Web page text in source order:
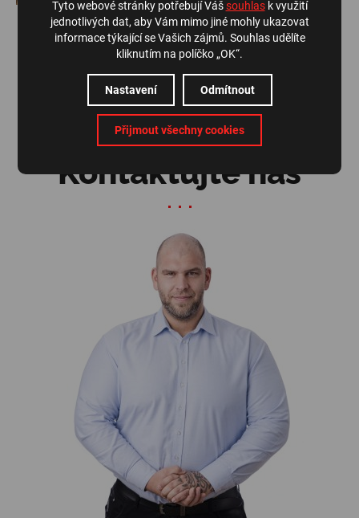
ZPĚT NA PŘEHLED
Kontaktujte nás
Tyto webové stránky potřebují Vášsouhlask využití
jednotlivých dat, aby Vám mimo jiné mohly ukazovat
informace týkající se Vašich zájmů. Souhlas udělíte
kliknutím na políčko „OK“.
Nastavení Odmítnout
Přijmout všechny cookies